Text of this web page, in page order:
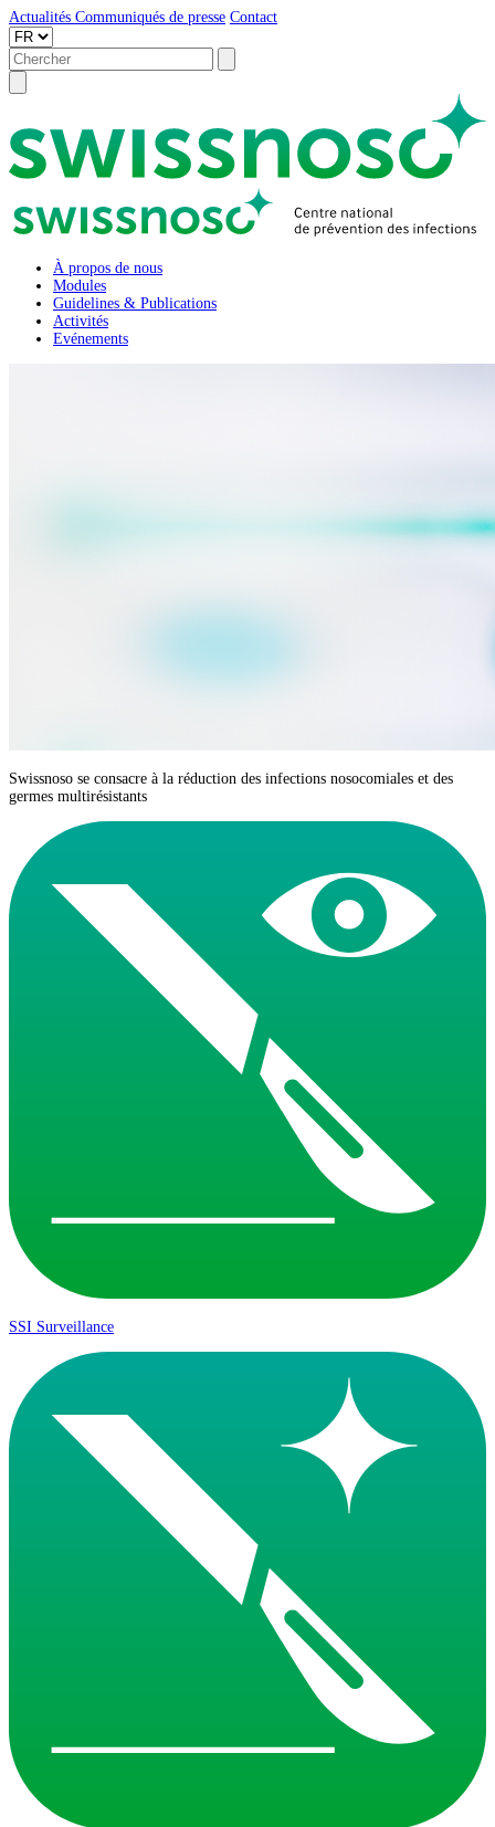
Actualités Communiqués de presse Contact
À propos de nous
Modules
Guidelines & Publications
Activités
Evénements
Swissnoso se consacre à la réduction des infections nosocomiales et des
germes multirésistants
SSI Surveillance